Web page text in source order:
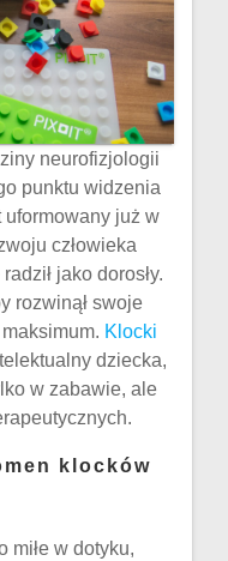
neurofizjologii
punktu widzenia
już w
człowieka
jako dorosły.
rozwinął swoje
Klocki
dziecka,
w zabawie, ale
klocków
miłe w dotyku,